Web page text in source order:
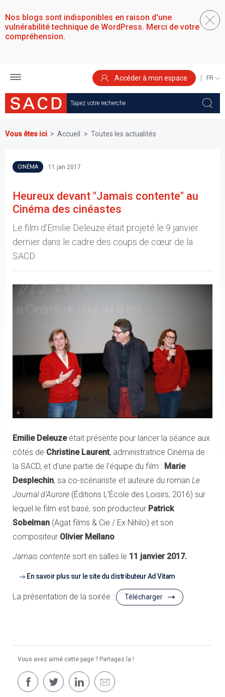
au
contenu
principal
Nos blogs sont indisponibles en raison d'une
vulnérabilité technique de WordPress. Merci de votre
compréhension.
Accéder à mon espace
YOUR
Vous êtes ici Accueil Toutes les actualités
CINÉMA 11 jan 2017
Heureux devant "Jamais contente" au
Cinéma des cinéastes
Le film d'Emilie Deleuze était projeté le 9 janvier
dernier dans le cadre des coups de cœur de la
SACD.
Emilie Deleuzeétait présente pour lancer la séance aux
côtés de Christine Laurent, administratrice Cinéma de
la SACD, et d'une partie de l'équipe du film : Marie
Desplechin, sa co-scénariste et auteure du roman Le
Journal d’Aurore (Éditions L’École des Loisirs, 2016) sur
lequel le film est basé, son producteur Patrick
Sobelman (Agat films & Cie / Ex Nihilo) et son
compositeur Olivier Mellano.
Jamais contente sort en salles le 11 janvier 2017.
En savoir plus sur le site du distributeur Ad Vitam
La présentation de la soirée : Télécharger
Vous avez aimé cette page ? Partagez la !